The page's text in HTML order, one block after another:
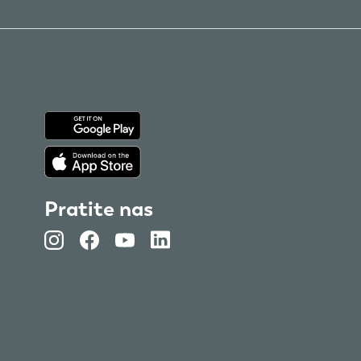
Pratite nas